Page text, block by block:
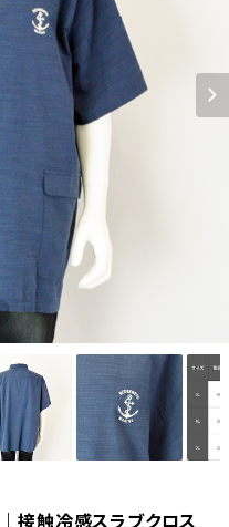
接触冷感スラブクロス